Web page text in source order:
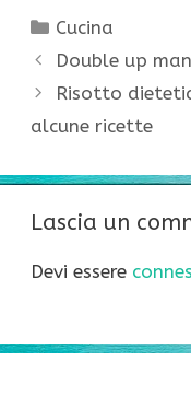
Categorie
Cucina
Double up
Risotto
alcune ricette
Lascia un
Devi essere